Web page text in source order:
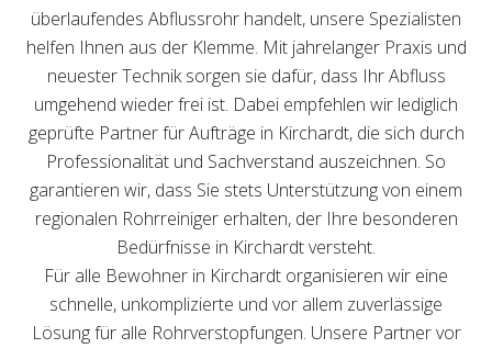
überlaufendes Abflussrohr handelt, unsere Spezialisten
helfen Ihnen aus der Klemme. Mit jahrelanger Praxis und
neuester Technik sorgen sie dafür, dass Ihr Abfluss
umgehend wieder frei ist. Dabei empfehlen wir lediglich
geprüfte Partner für Aufträge in Kirchardt, die sich durch
Professionalität und Sachverstand auszeichnen. So
garantieren wir, dass Sie stets Unterstützung von einem
regionalen Rohrreiniger erhalten, der Ihre besonderen
Bedürfnisse in Kirchardt versteht.
Für alle Bewohner in Kirchardt organisieren wir eine
schnelle, unkomplizierte und vor allem zuverlässige
Lösung für alle Rohrverstopfungen. Unsere Partner vor